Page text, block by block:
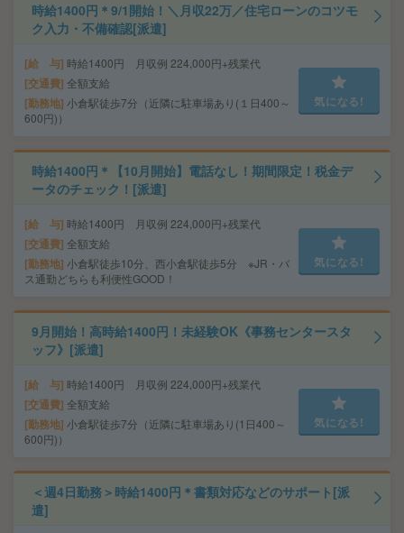
時給1400円＊9/1開始！＼月収22万／住宅ローンのコツモ
ク入力・不備確認[派遣]
給 与 時給1400円 月収例 224,000円+残業代
交通費 全額支給
勤務地 小倉駅徒歩7分（近隣に駐車場あり(１日400～
600円)）
気になる!
時給1400円＊【10月開始】電話なし！期間限定！税金デ
ータのチェック！[派遣]
給 与 時給1400円 月収例 224,000円+残業代
交通費 全額支給
勤務地 小倉駅徒歩10分、西小倉駅徒歩5分 ※JR・バ
ス通勤どちらも利便性GOOD！
気になる!
9月開始！高時給1400円！未経験OK《事務センタースタ
ッフ》[派遣]
給 与 時給1400円 月収例 224,000円+残業代
交通費 全額支給
勤務地 小倉駅徒歩7分（近隣に駐車場あり(1日400～
600円)）
気になる!
＜週4日勤務＞時給1400円＊書類対応などのサポート[派
遣]